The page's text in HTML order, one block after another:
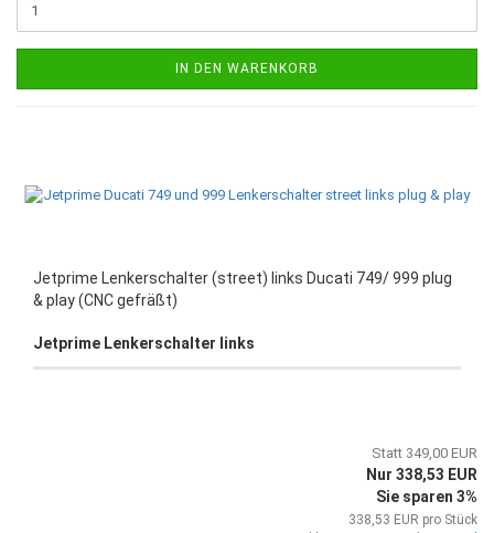
IN DEN WARENKORB
Jetprime Lenkerschalter (street) links Ducati 749/ 999 plug
& play (CNC gefräßt)
Jetprime Lenkerschalter links
Statt 349,00 EUR
Nur 338,53 EUR
Sie sparen 3%
338,53 EUR pro Stück